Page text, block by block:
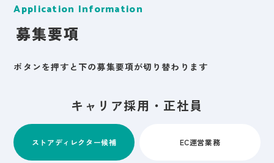
Application Information
募集要項
ボタンを押すと下の募集要項が切り替わります
キャリア採用・正社員
ストアディレクター候補 EC運営業務